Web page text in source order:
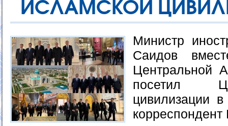
ИСЛАМСКОЙ
Министр
Саидов
Центральной
посетил
цивилизации